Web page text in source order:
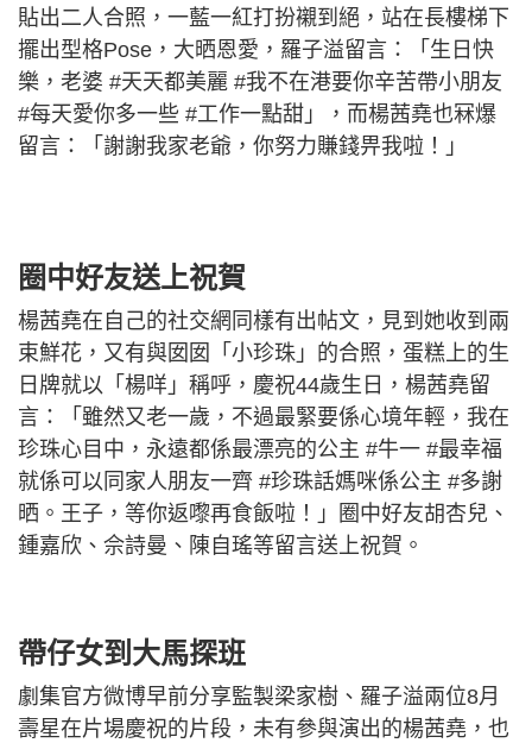
貼出二人合照，一藍一紅打扮襯到絕，站在長樓梯下
擺出型格Pose，大晒恩愛，羅子溢留言：「生日快
樂，老婆 #天天都美麗 #我不在港要你辛苦帶小朋友
#每天愛你多一些 #工作一點甜」，而楊茜堯也冧爆
留言：「謝謝我家老爺，你努力賺錢畀我啦！」
圈中好友送上祝賀
楊茜堯在自己的社交網同樣有出帖文，見到她收到兩
束鮮花，又有與囡囡「小珍珠」的合照，蛋糕上的生
日牌就以「楊咩」稱呼，慶祝44歲生日，楊茜堯留
言：「雖然又老一歲，不過最緊要係心境年輕，我在
珍珠心目中，永遠都係最漂亮的公主 #牛一 #最幸福
就係可以同家人朋友一齊 #珍珠話媽咪係公主 #多謝
晒。王子，等你返嚟再食飯啦！」圈中好友胡杏兒、
鍾嘉欣、佘詩曼、陳自瑤等留言送上祝賀。
帶仔女到大馬探班
劇集官方微博早前分享監製梁家樹、羅子溢兩位8月
壽星在片場慶祝的片段，未有參與演出的楊茜堯，也